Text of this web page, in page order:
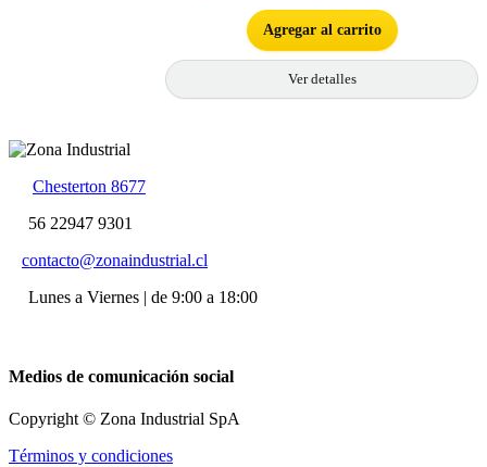
Agregar al carrito
Ver detalles
Chesterton 8677
56 22947 9301
contacto@zonaindustrial.cl
Lunes a Viernes | de 9:00 a 18:00
Medios de comunicación social
Copyright © Zona Industrial SpA
Términos y condiciones